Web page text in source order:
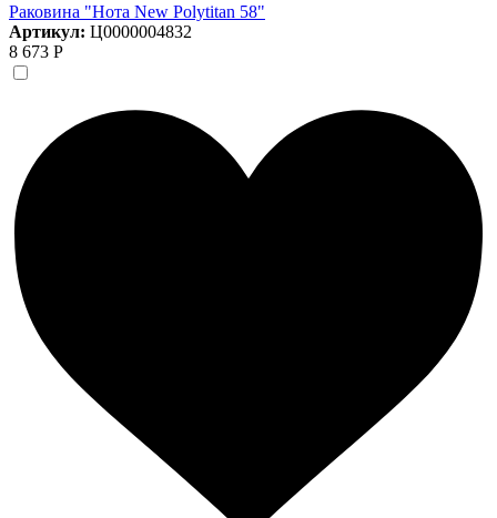
Раковина "Нота New Polytitan 58"
Артикул: Ц0000004832
8 673 Р